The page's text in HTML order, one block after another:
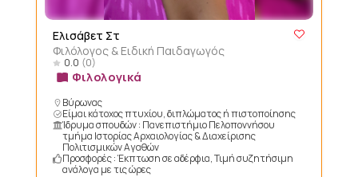
Ελισάβετ Στ
Φιλόλογος & Ειδική Παιδαγωγός
0.0 (0)
Φιλολογικά
Βύρωνας
Είμαι κάτοχος πτυχίου, διπλώματος ή πιστοποίησης
Ίδρυμα σπουδών : Πανεπιστήμιο Πελοποννήσου
τμήμα Ιστορίας Αρχαιολογίας & Διαχείρισης
Πολιτισμικών Αγαθών
Προσφορές : Έκπτωση σε αδέρφια, Τιμή συζητήσιμη
ανάλογα με τις ώρες